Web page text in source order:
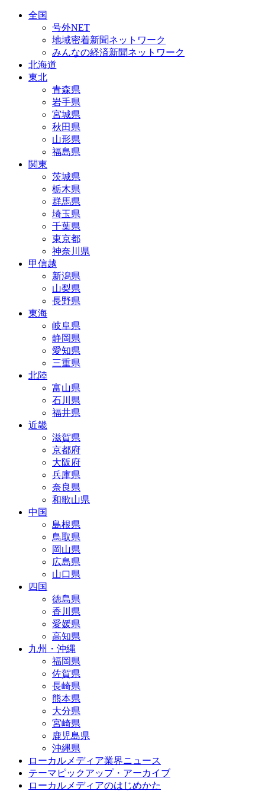
全国
号外NET
地域密着新聞ネットワーク
みんなの経済新聞ネットワーク
北海道
東北
青森県
岩手県
宮城県
秋田県
山形県
福島県
関東
茨城県
栃木県
群馬県
埼玉県
千葉県
東京都
神奈川県
甲信越
新潟県
山梨県
長野県
東海
岐阜県
静岡県
愛知県
三重県
北陸
富山県
石川県
福井県
近畿
滋賀県
京都府
大阪府
兵庫県
奈良県
和歌山県
中国
島根県
鳥取県
岡山県
広島県
山口県
四国
徳島県
香川県
愛媛県
高知県
九州・沖縄
福岡県
佐賀県
長崎県
熊本県
大分県
宮崎県
鹿児島県
沖縄県
ローカルメディア業界ニュース
テーマピックアップ・アーカイブ
ローカルメディアのはじめかた